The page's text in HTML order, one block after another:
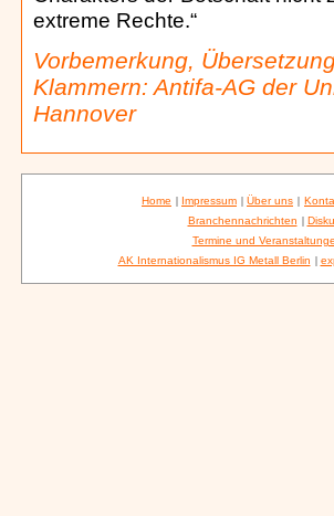
extreme Rechte.“
Vorbemerkung,
Klammern: Antifa-AG der
Hannover
Home | Impressum | Über uns |
Branchennachrichten |
Termine und
AK Internationalismus IG Metall Berlin |